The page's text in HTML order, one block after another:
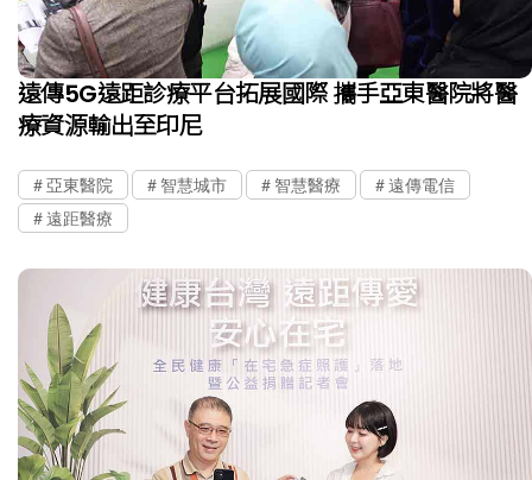
遠傳5G遠距診療平台拓展國際 攜手亞東醫院將醫
療資源輸出至印尼
亞東醫院 智慧城市 智慧醫療
遠傳電信
遠距醫療